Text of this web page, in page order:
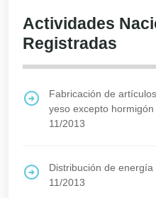
Actividades
Registradas
Fabricación de
yeso excepto
11/2013
Distribución de energía
11/2013